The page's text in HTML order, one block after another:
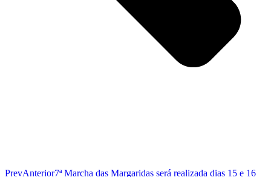
PrevAnterior7ª Marcha das Margaridas será realizada dias 15 e 16